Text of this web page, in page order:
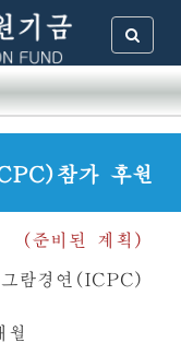
참가 후원
(준비된 계획)
람경연(ICPC)
월